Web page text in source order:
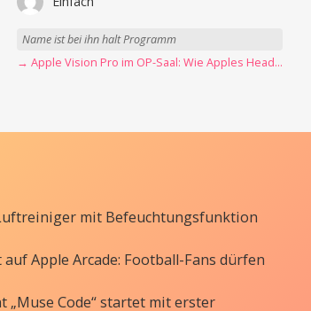
Name ist bei ihn halt Programm
→ Apple Vision Pro im OP-Saal: Wie Apples Headset Operationen beschleunigt
mit Befeuchtungsfunktion
auf Apple Arcade: Football-Fans dürfen
„Muse Code“ startet mit erster